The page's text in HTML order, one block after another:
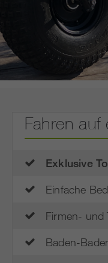
Fahren auf
Exklusive
Einfache
Firmen- und
Baden-